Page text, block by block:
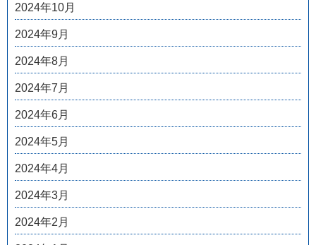
2024年10月
2024年9月
2024年8月
2024年7月
2024年6月
2024年5月
2024年4月
2024年3月
2024年2月